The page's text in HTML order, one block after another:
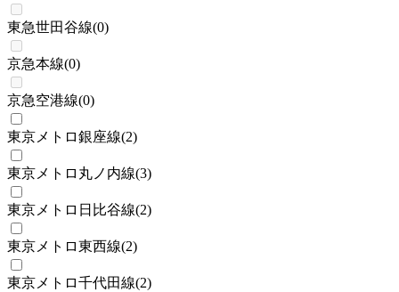
東急世田谷線(0)
京急本線(0)
京急空港線(0)
東京メトロ銀座線(2)
東京メトロ丸ノ内線(3)
東京メトロ日比谷線(2)
東京メトロ東西線(2)
東京メトロ千代田線(2)